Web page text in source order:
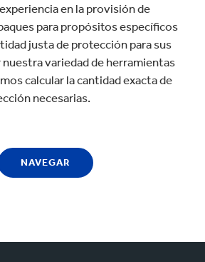
en la provisión de
para propósitos específicos
justa de protección para sus
variedad de herramientas
calcular la cantidad exacta de
necesarias.
NAVEGAR